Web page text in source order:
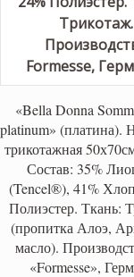
«Bella Donna
platinum» (платина).
трикотажная
Состав: 35%
(Tencel®), 41%
Полиэстер. Ткань:
(пропитка Алоэ,
масло).
«Formesse»,